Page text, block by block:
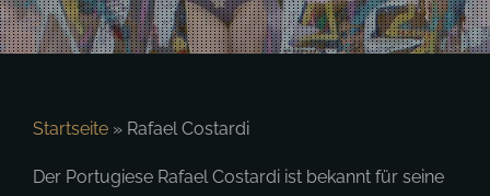
Kunstwerke
Souvenirs
Startseite » Rafael Costardi
Der Portugiese Rafael Costardi ist bekannt für seine